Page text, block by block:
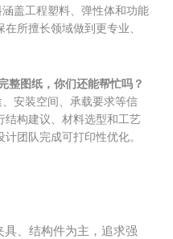
盖工程塑料、弹性体和功能
在所擅长领域做到更专业、
整图纸，你们还能帮忙吗？
安装空间、承载要求等信
结构建议、材料选型和工艺
团队完成可打印性优化。
具、结构件为主，追求强